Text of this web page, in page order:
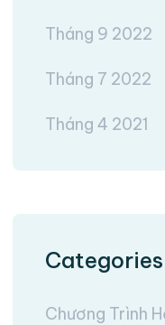
Tháng 9 2022
Tháng 7 2022
Tháng 4 2021
Categories
Chương Trình